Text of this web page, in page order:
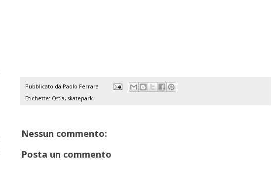
Pubblicato da Paolo Ferrara
Etichette: Ostia, skatepark
Nessun commento:
Posta un commento